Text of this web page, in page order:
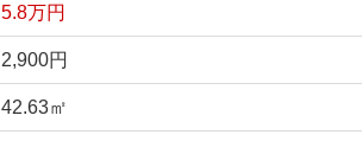
5.8万円
2,900円
42.63㎡